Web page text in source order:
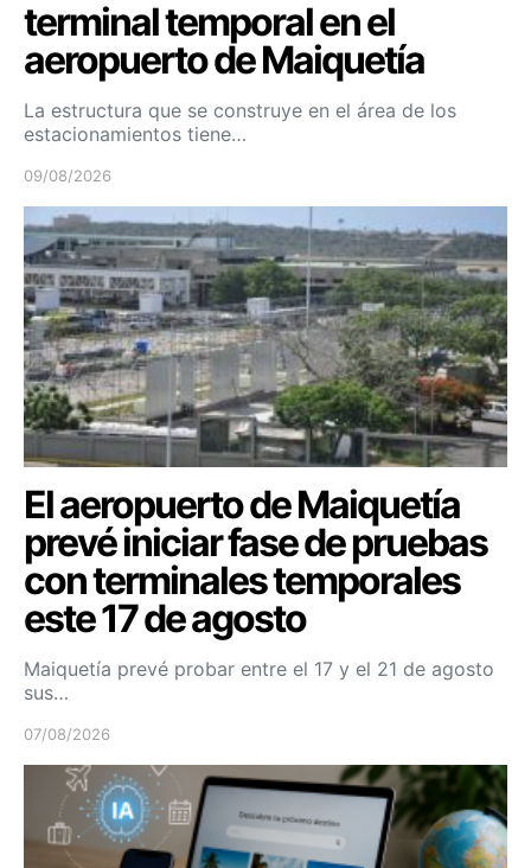
terminal temporal en el
aeropuerto de Maiquetía
La estructura que se construye en el área de los
estacionamientos tiene…
09/08/2026
El aeropuerto de Maiquetía
prevé iniciar fase de pruebas
con terminales temporales
este 17 de agosto
Maiquetía prevé probar entre el 17 y el 21 de agosto
sus…
07/08/2026